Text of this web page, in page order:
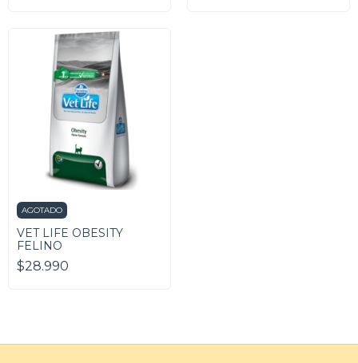
AGOTADO
VET LIFE OBESITY
FELINO
$28.990